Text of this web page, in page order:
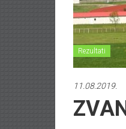
Rezultati
11.08.2019.